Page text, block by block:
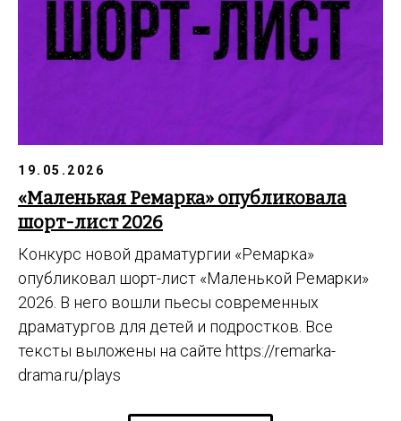
19.05.2026
«Маленькая Ремарка» опубликовала
шорт-лист 2026
Конкурс новой драматургии «Ремарка»
опубликовал шорт-лист «Маленькой Ремарки»
2026. В него вошли пьесы современных
драматургов для детей и подростков. Все
тексты выложены на сайте https://remarka-
drama.ru/plays